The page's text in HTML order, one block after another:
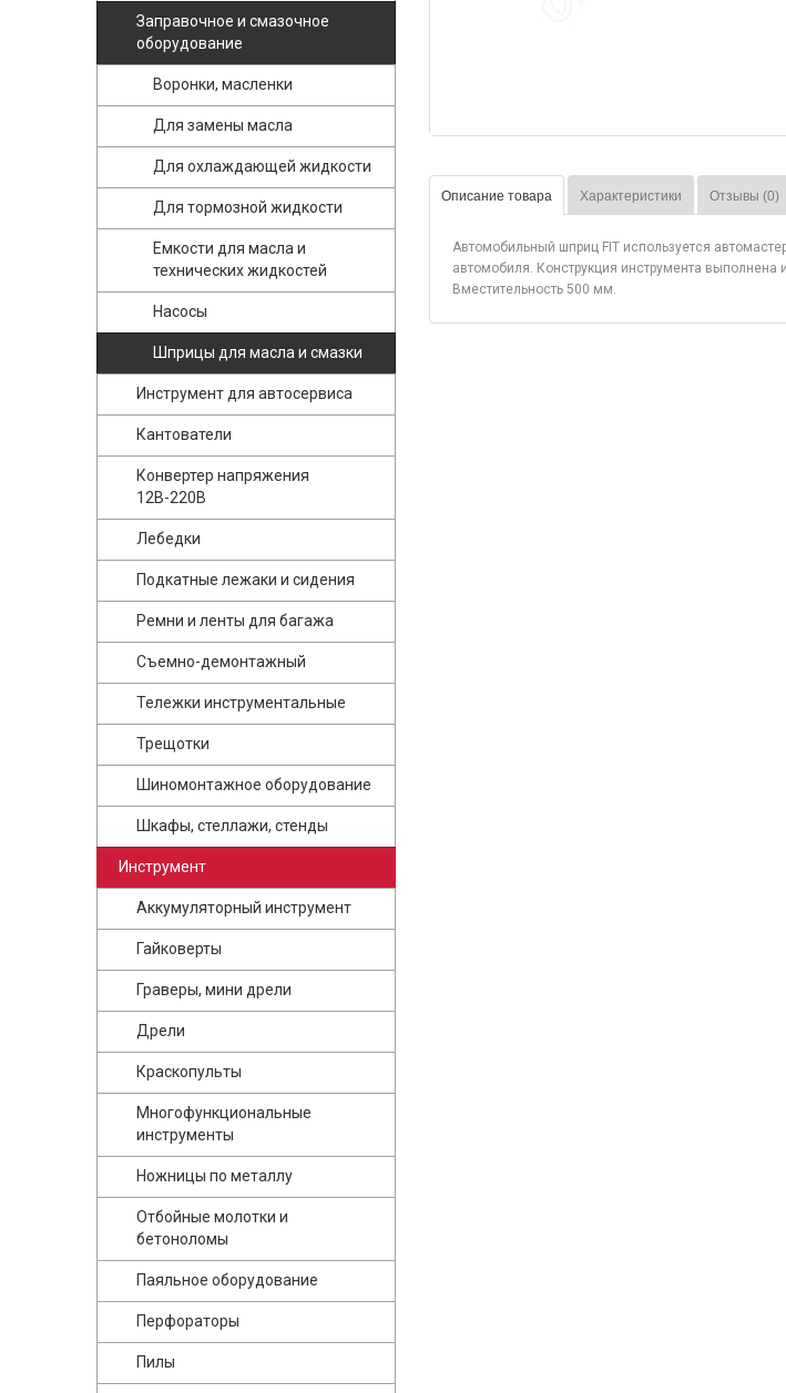
Заправочное и смазочное
оборудование
Воронки, масленки
Для замены масла
Для охлаждающей жидкости
Для тормозной жидкости
Емкости для масла и
технических жидкостей
Насосы
Шприцы для масла и смазки
Инструмент для автосервиса
Кантователи
Конвертер напряжения
12В-220В
Лебедки
Подкатные лежаки и сидения
Ремни и ленты для багажа
Съемно-демонтажный
Тележки инструментальные
Трещотки
Шиномонтажное оборудование
Шкафы, стеллажи, стенды
Инструмент
Аккумуляторный инструмент
Гайковерты
Граверы, мини дрели
Дрели
Краскопульты
Многофункциональные
инструменты
Ножницы по металлу
Отбойные молотки и
бетоноломы
Паяльное оборудование
Перфораторы
Пилы
Описание товара Характеристики Отзывы (0)
Автомобильный шприц FIT используется
автомобиля. Конструкция инструмента
Вместительность 500 мм.